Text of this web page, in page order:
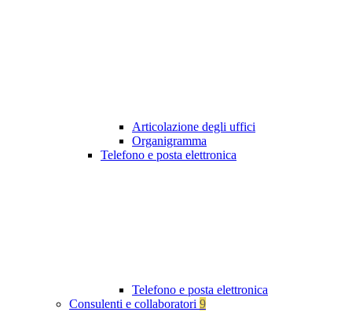
Articolazione degli uffici
Organigramma
Telefono e posta elettronica
Telefono e posta elettronica
Consulenti e collaboratori 9